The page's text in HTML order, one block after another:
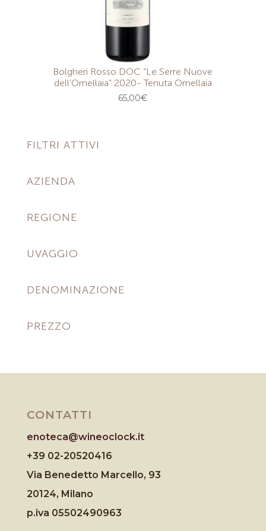
Bolgheri Rosso DOC “Le Serre Nuove
dell’Ornellaia” 2020- Tenuta Ornellaia
65,00€
FILTRI ATTIVI
AZIENDA
REGIONE
UVAGGIO
DENOMINAZIONE
PREZZO
CONTATTI
enoteca@wineoclock.it
+39 02-20520416
Via Benedetto Marcello, 93
20124, Milano
p.iva 05502490963